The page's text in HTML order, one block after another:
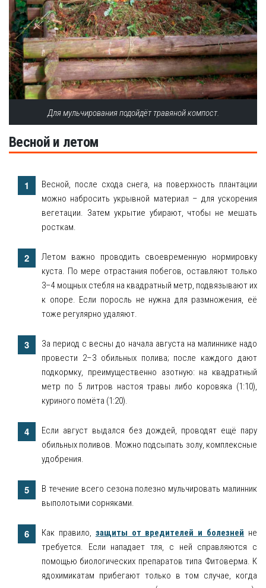
Для мульчирования подойдёт травяной компост.
Весной и летом
Весной, после схода снега, на поверхность плантации
можно набросить укрывной материал – для ускорения
вегетации. Затем укрытие убирают, чтобы не мешать
росткам.
Летом важно проводить своевременную нормировку
куста. По мере отрастания побегов, оставляют только
3–4 мощных стебля на квадратный метр, подвязывают их
к опоре. Если поросль не нужна для размножения, её
тоже регулярно удаляют.
За период с весны до начала августа на малиннике надо
провести 2–3 обильных полива; после каждого дают
подкормку, преимущественно азотную: на квадратный
метр по 5 литров настоя травы либо коровяка (1:10),
куриного помёта (1:20).
Если август выдался без дождей, проводят ещё пару
обильных поливов. Можно подсыпать золу, комплексные
удобрения.
В течение всего сезона полезно мульчировать малинник
выполотыми сорняками.
Как правило, защиты от вредителей и болезней не
требуется. Если нападает тля, с ней справляются с
помощью биологических препаратов типа Фитоверма. К
ядохимикатам прибегают только в том случае, когда